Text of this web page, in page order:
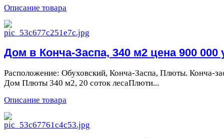
Описание товара
Дом в Конча-Заспа, 340 м2 цена 900 000
Расположение: Обуховский, Конча-Заспа, Плюты. Конча-
Дом Плюты 340 м2, 20 соток лесаПлюти...
Описание товара